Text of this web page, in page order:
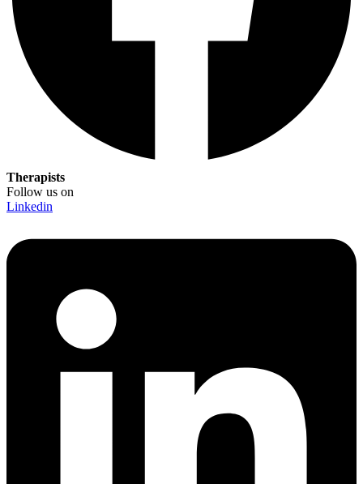
Therapists
Follow us on
Linkedin